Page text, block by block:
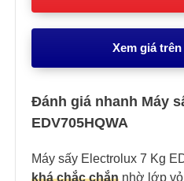
Xem giá
Đánh giá nhanh Máy
EDV705HQWA
Máy sấy Electrolux 7 Kg
khá chắc chắn nhờ lớp